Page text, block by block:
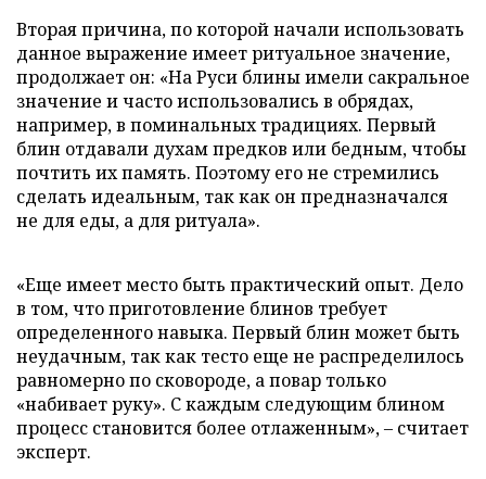
Вторая причина, по которой начали использовать
данное выражение имеет ритуальное значение,
продолжает он: «На Руси блины имели сакральное
значение и часто использовались в обрядах,
например, в поминальных традициях. Первый
блин отдавали духам предков или бедным, чтобы
почтить их память. Поэтому его не стремились
сделать идеальным, так как он предназначался
не для еды, а для ритуала».
«Еще имеет место быть практический опыт. Дело
в том, что приготовление блинов требует
определенного навыка. Первый блин может быть
неудачным, так как тесто еще не распределилось
равномерно по сковороде, а повар только
«набивает руку». С каждым следующим блином
процесс становится более отлаженным», – считает
эксперт.